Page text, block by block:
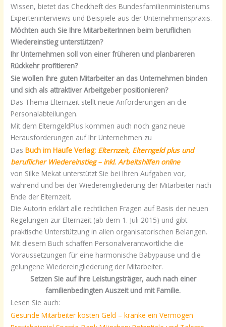
Wissen, bietet das Checkheft des Bundesfamilienministeriums
Experteninterviews und Beispiele aus der Unternehmenspraxis.
Möchten auch Sie Ihre MitarbeiterInnen beim beruflichen
Wiedereinstieg unterstützen?
Ihr Unternehmen soll von einer früheren und planbareren
Rückkehr profitieren?
Sie wollen Ihre guten Mitarbeiter an das Unternehmen binden
und sich als attraktiver Arbeitgeber positionieren?
Das Thema Elternzeit stellt neue Anforderungen an die
Personalabteilungen.
Mit dem ElterngeldPlus kommen auch noch ganz neue
Herausforderungen auf Ihr Unternehmen zu
DasBuch im Haufe Verlag: Elternzeit, Elterngeld plus und
beruflicher Wiedereinstieg – inkl. Arbeitshilfen online
von Silke Mekat unterstützt Sie bei Ihren Aufgaben vor,
während und bei der Wiedereingliederung der Mitarbeiter nach
Ende der Elternzeit.
Die Autorin erklärt alle rechtlichen Fragen auf Basis der neuen
Regelungen zur Elternzeit (ab dem 1. Juli 2015) und gibt
praktische Unterstützung in allen organisatorischen Belangen.
Mit diesem Buch schaffen Personalverantwortliche die
Voraussetzungen für eine harmonische Babypause und die
gelungene Wiedereingliederung der Mitarbeiter.
Setzen Sie auf Ihre Leistungsträger, auch nach einer
familienbedingten Auszeit und mit Familie.
Lesen Sie auch:
Gesunde Mitarbeiter kosten Geld – kranke ein Vermögen